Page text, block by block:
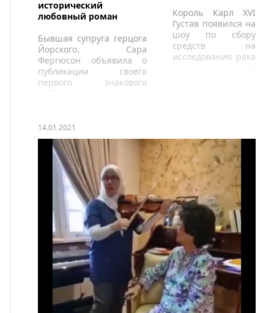
исторический
любовный роман
Бывшая супруга герцога
Йорского, Сара
Фергюсон объявила о
публикации своего
первого знакового
любовного романа
Король Карл XVI
Густав появился на
шоу по сбору
средств на
исследования рака
в понедельник, 11
14.01.2021